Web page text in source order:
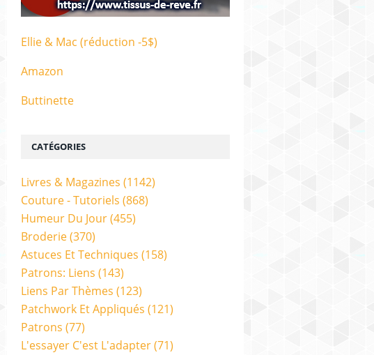
CATÉGORIES
Livres & Magazines (1142)
Couture - Tutoriels (868)
Humeur Du Jour(455)
Broderie(370)
Astuces Et Techniques (158)
Patrons: Liens (143)
Liens Par Thèmes (123)
Patchwork Et Appliqués (121)
Patrons (77)
L'essayer C'est L'adapter(71)
Ellie & Mac (réduction -5$)
Amazon
Buttinette